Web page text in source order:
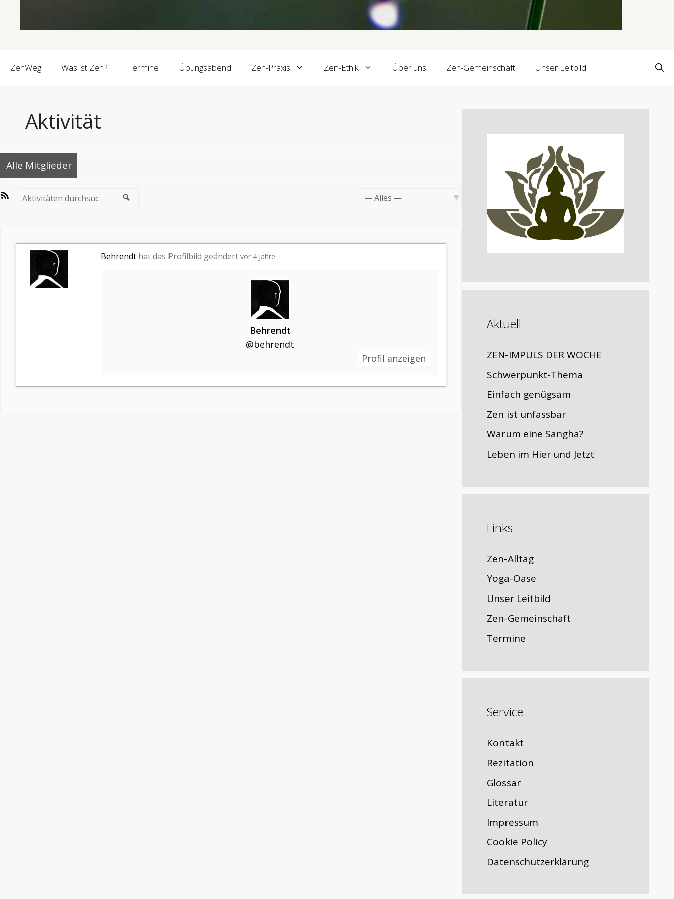
ZenWeg Was ist Zen? Termine Übungsabend Zen-Praxis Zen-Ethik Über uns Zen-Gemeinschaft Unser Leitbild
Aktivität
Alle Mitglieder
RSS-Aktivitäten
Behrendt hat das Profilbild geändertvor 4 Jahre
Behrendt
@behrendt
Profil anzeigen
Aktuell
ZEN-IMPULS DER WOCHE
Schwerpunkt-Thema
Einfach genügsam
Zen ist unfassbar
Warum eine Sangha?
Leben im Hier und Jetzt
Links
Zen-Alltag
Yoga-Oase
Unser Leitbild
Zen-Gemeinschaft
Termine
Service
Kontakt
Rezitation
Glossar
Literatur
Impressum
Cookie Policy
Datenschutzerklärung